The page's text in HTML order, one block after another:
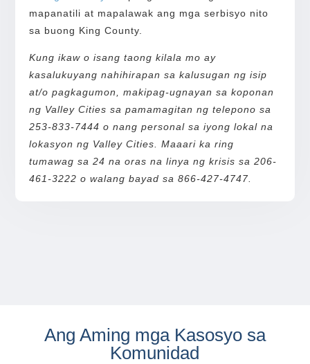
mapanatili at mapalawak ang mga serbisyo nito
sa buong King County.
Kung ikaw o isang taong kilala mo ay
kasalukuyang nahihirapan sa kalusugan ng isip
at/o pagkagumon, makipag-ugnayan sa koponan
ng Valley Cities sa pamamagitan ng telepono sa
253-833-7444 o nang personal sa iyong lokal na
lokasyon ng Valley Cities. Maaari ka ring
tumawag sa 24 na oras na linya ng krisis sa 206-
461-3222 o walang bayad sa 866-427-4747.
Ang Aming mga Kasosyo sa
Komunidad